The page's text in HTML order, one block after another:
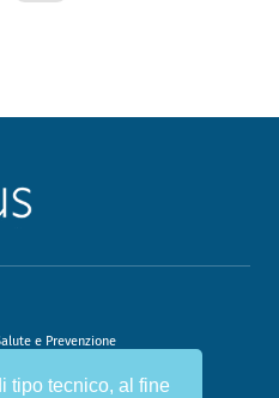
tipo tecnico, al fine
e Prevenzione
Direzione scientifica